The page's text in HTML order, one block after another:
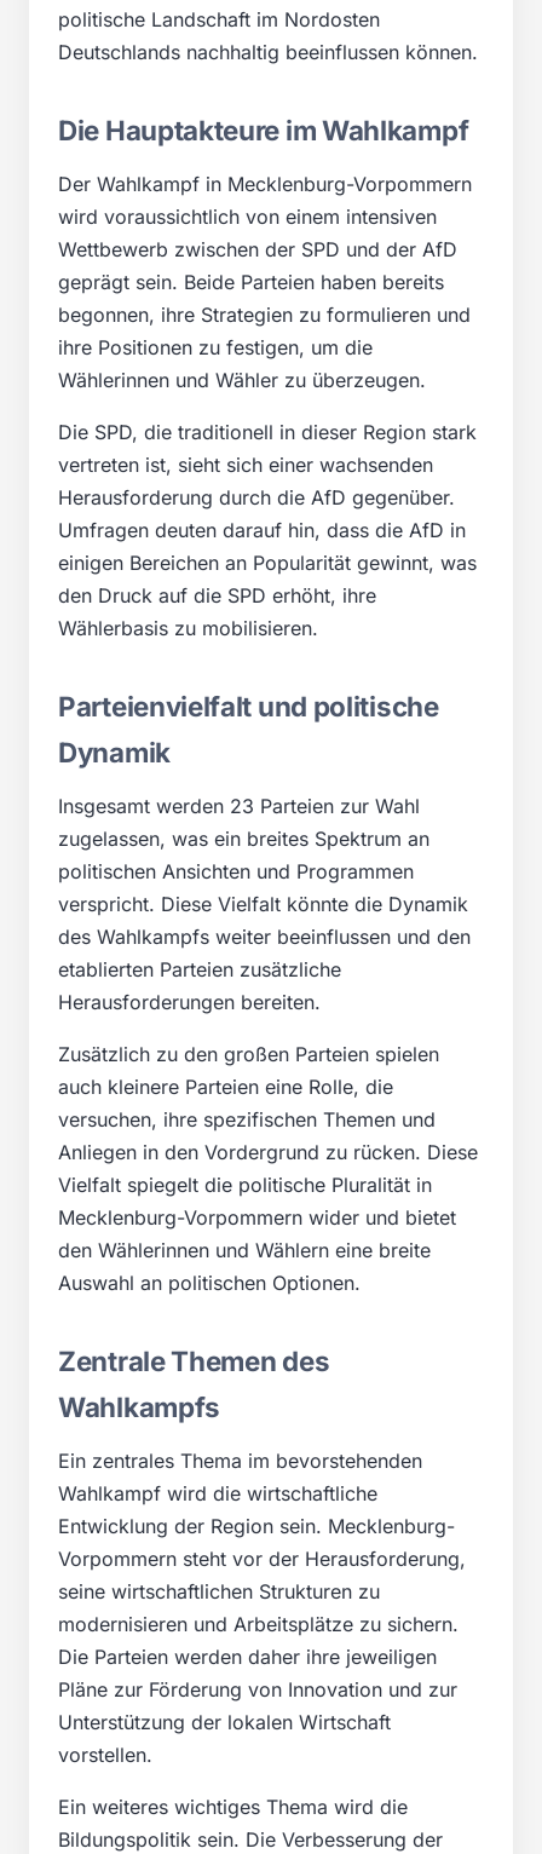
politische Landschaft im Nordosten
Deutschlands nachhaltig beeinflussen können.
Die Hauptakteure im Wahlkampf
Der Wahlkampf in Mecklenburg-Vorpommern
wird voraussichtlich von einem intensiven
Wettbewerb zwischen der SPD und der AfD
geprägt sein. Beide Parteien haben bereits
begonnen, ihre Strategien zu formulieren und
ihre Positionen zu festigen, um die
Wählerinnen und Wähler zu überzeugen.
Die SPD, die traditionell in dieser Region stark
vertreten ist, sieht sich einer wachsenden
Herausforderung durch die AfD gegenüber.
Umfragen deuten darauf hin, dass die AfD in
einigen Bereichen an Popularität gewinnt, was
den Druck auf die SPD erhöht, ihre
Wählerbasis zu mobilisieren.
Parteienvielfalt und politische
Dynamik
Insgesamt werden 23 Parteien zur Wahl
zugelassen, was ein breites Spektrum an
politischen Ansichten und Programmen
verspricht. Diese Vielfalt könnte die Dynamik
des Wahlkampfs weiter beeinflussen und den
etablierten Parteien zusätzliche
Herausforderungen bereiten.
Zusätzlich zu den großen Parteien spielen
auch kleinere Parteien eine Rolle, die
versuchen, ihre spezifischen Themen und
Anliegen in den Vordergrund zu rücken. Diese
Vielfalt spiegelt die politische Pluralität in
Mecklenburg-Vorpommern wider und bietet
den Wählerinnen und Wählern eine breite
Auswahl an politischen Optionen.
Zentrale Themen des
Wahlkampfs
Ein zentrales Thema im bevorstehenden
Wahlkampf wird die wirtschaftliche
Entwicklung der Region sein. Mecklenburg-
Vorpommern steht vor der Herausforderung,
seine wirtschaftlichen Strukturen zu
modernisieren und Arbeitsplätze zu sichern.
Die Parteien werden daher ihre jeweiligen
Pläne zur Förderung von Innovation und zur
Unterstützung der lokalen Wirtschaft
vorstellen.
Ein weiteres wichtiges Thema wird die
Bildungspolitik sein. Die Verbesserung der